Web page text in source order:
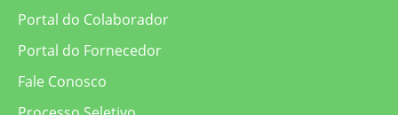
Portal do Colaborador
Portal do Fornecedor
Fale Conosco